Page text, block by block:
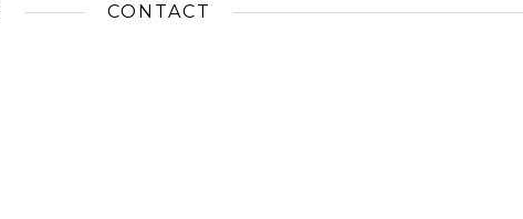
CONTACT